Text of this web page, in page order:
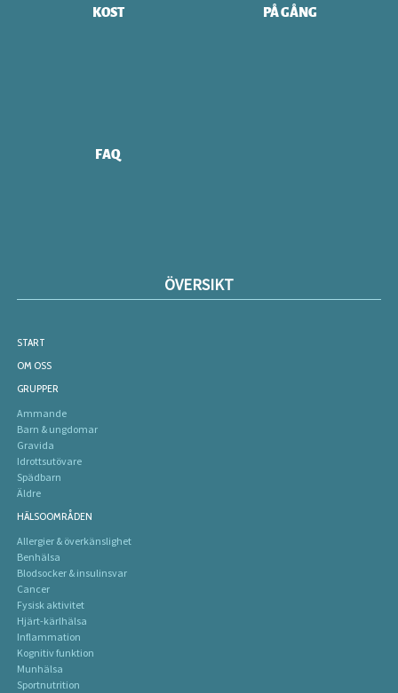
KOST PÅ GÅNG
FAQ
ÖVERSIKT
START
OM OSS
GRUPPER
Ammande
Barn & ungdomar
Gravida
Idrottsutövare
Spädbarn
Äldre
HÄLSOOMRÅDEN
Allergier & överkänslighet
Benhälsa
Blodsocker & insulinsvar
Cancer
Fysisk aktivitet
Hjärt-kärlhälsa
Inflammation
Kognitiv funktion
Munhälsa
Sportnutrition